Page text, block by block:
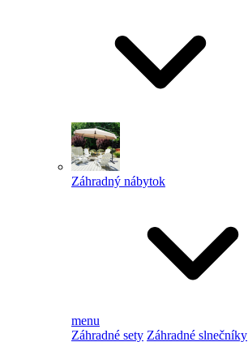
Záhradný nábytok
menu
Záhradné sety Záhradné slnečníky